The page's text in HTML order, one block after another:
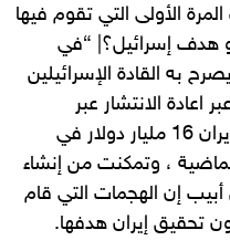
الأولى التي تقوم فيها
هدف إسرائيل؟| “في
به القادة الإسرائيلين
اعادة الانتشار عبر
الجغرافية السورية ، حيث أنفقت إيران 16 مليار دولار في
، وتمكنت من إنشاء
إن الهجمات التي قام
تحقيق إيران هدفها.